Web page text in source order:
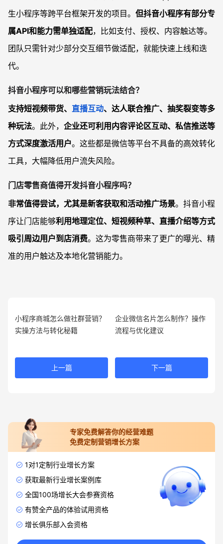
生小程序等跨平台框架开发的项目。 但抖音小程序有部分专
属API和能力需单独适配，比如支付、授权、内容触达等。
团队只需针对少部分交互细节做适配，就能快速上线和迭
代。
抖音小程序可以和哪些营销玩法结合？
支持短视频带货、 直播互动、达人联合推广、抽奖裂变等多
种玩法。此外， 企业还可利用内容评论区互动、私信推送等
方式深度激活用户。这些都是微信等平台不具备的高效转化
工具，大幅降低用户流失风险。
门店零售商值得开发抖音小程序吗？
非常值得尝试，尤其是新客获取和活动推广场景。抖音小程
序让门店能够利用地理定位、短视频种草、直播介绍等方式
吸引周边用户到店消费。这为零售商带来了更广的曝光、精
准的用户触达及本地化营销能力。
小程序商城怎么做社群营销？
实操方法与转化秘籍
上一篇
企业微信名片怎么制作？操作
流程与优化建议
下一篇
专家免费解答你的经营难题
免费定制营销增长方案
1对1定制行业增长方案
获取最新行业增长案例库
全国100场增长大会参赛资格
有赞全产品的体验试用资格
增长俱乐部入会资格